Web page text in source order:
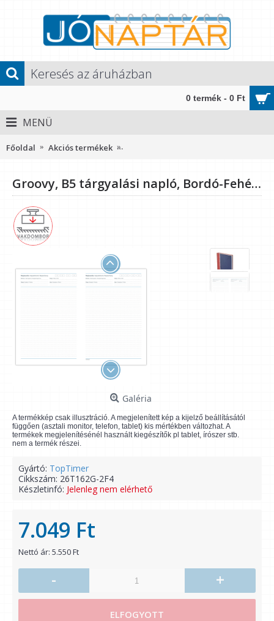
0 termék - 0 Ft
MENÜ
Főoldal Akciós termékek
Groovy, B5 tárgyalási napló, Bordó-Fehér-Kék
Galéria
A termékkép csak illusztráció. A megjelenített kép a kijelző beállításától
függően (asztali monitor, telefon, tablet) kis mértékben változhat. A
termékek megjelenítésénél használt kiegészítők pl tablet, írószer stb.
nem a termék részei.
Gyártó: TopTimer
Cikkszám: 26T162G-2F4
Készletinfó: Jelenleg nem elérhető
7.049 Ft
Nettó ár: 5.550 Ft
- +
ELFOGYOTT